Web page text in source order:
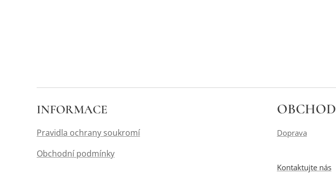
INFORMACE
Pravidla ochrany soukromí
Obchodní podmínky
OBCHOD
Doprava
Kontaktujte nás